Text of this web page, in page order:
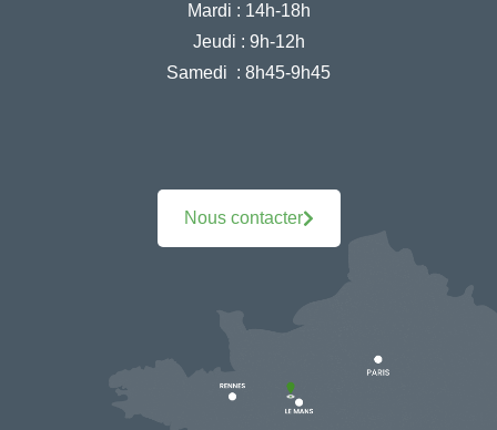
Mardi : 14h-18h
Jeudi : 9h-12h
Samedi : 8h45-9h45
Nous contacter